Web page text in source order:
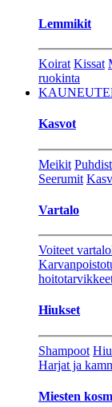
Lemmikit
Koirat Kissat
ruokinta
Kasvot
Meikit
Seerumit
Vartalo
Voiteet
Hiukset
Shampoot
Harjat ja
Miesten